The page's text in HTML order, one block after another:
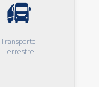
Transporte
Terrestre